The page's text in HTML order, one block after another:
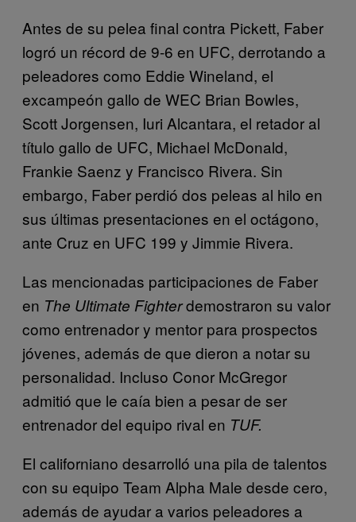
Antes de su pelea final contra Pickett, Faber
logró un récord de 9-6 en UFC, derrotando a
peleadores como Eddie Wineland, el
excampeón gallo de WEC Brian Bowles,
Scott Jorgensen, Iuri Alcantara, el retador al
título gallo de UFC, Michael McDonald,
Frankie Saenz y Francisco Rivera. Sin
embargo, Faber perdió dos peleas al hilo en
sus últimas presentaciones en el octágono,
ante Cruz en UFC 199 y Jimmie Rivera.
Las mencionadas participaciones de Faber
en The Ultimate Fighterdemostraron su valor
como entrenador y mentor para prospectos
jóvenes, además de que dieron a notar su
personalidad. Incluso Conor McGregor
admitió que le caía bien a pesar de ser
entrenador del equipo rival en TUF.
El californiano desarrolló una pila de talentos
con su equipo Team Alpha Male desde cero,
además de ayudar a varios peleadores a